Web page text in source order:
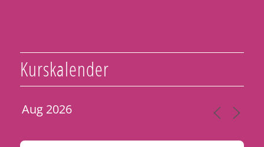
Kurskalender